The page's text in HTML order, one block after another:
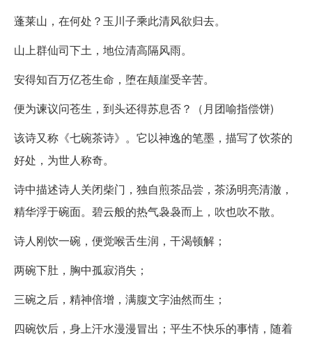
蓬莱山，在何处？玉川子乘此清风欲归去。
山上群仙司下土，地位清高隔风雨。
安得知百万亿苍生命，堕在颠崖受辛苦。
便为谏议问苍生，到头还得苏息否？（月团喻指偿饼)
该诗又称《七碗茶诗》。它以神逸的笔墨，描写了饮茶的
好处，为世人称奇。
诗中描述诗人关闭柴门，独自煎茶品尝，茶汤明亮清澈，
精华浮于碗面。碧云般的热气袅袅而上，吹也吹不散。
诗人刚饮一碗，便觉喉舌生润，干渴顿解；
两碗下肚，胸中孤寂消失；
三碗之后，精神倍增，满腹文字油然而生；
四碗饮后，身上汗水漫漫冒出；平生不快乐的事情，随着